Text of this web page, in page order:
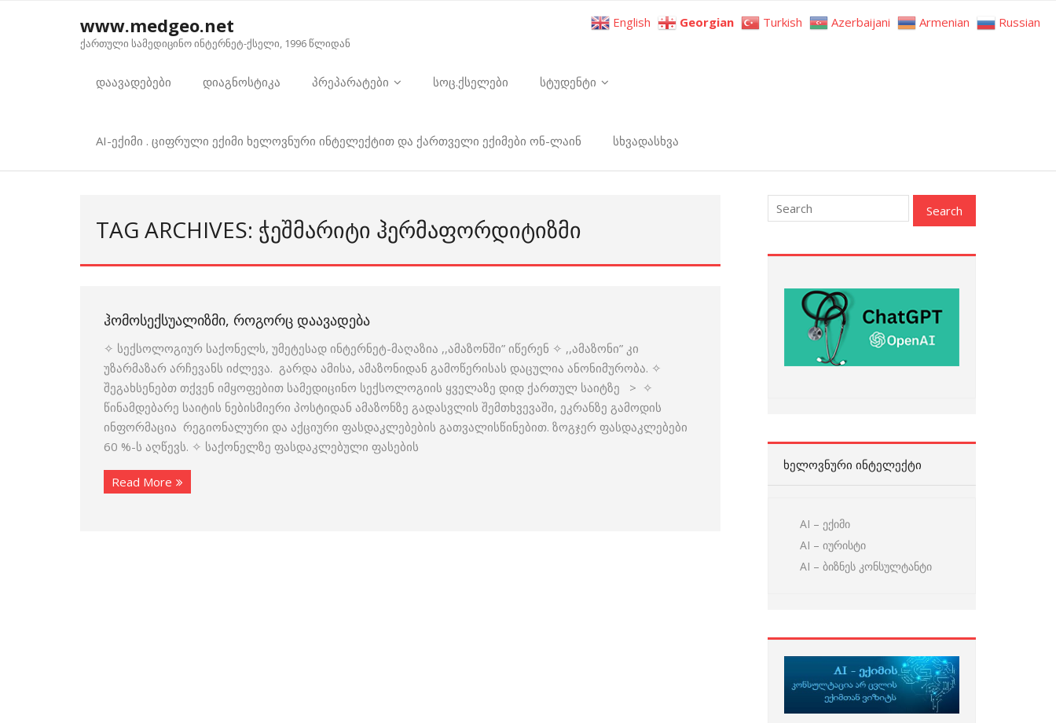
www.medgeo.net
ქართული სამედიცინო ინტერნეტ-ქსელი, 1996 წლიდან
დაავადებები დიაგნოსტიკა პრეპარატები სოც.ქსელები სტუდენტი
AI-ექიმი . ციფრული ექიმი ხელოვნური ინტელექტით და ქართველი ექიმები ონ-ლაინ სხვადასხვა
TAG ARCHIVES: ᲭᲔᲨᲛᲐᲠᲘᲢᲘ ᲰᲔᲠᲛᲐᲤᲝᲠᲓᲘᲢᲘᲖᲛᲘ
ᲰᲝᲛᲝᲡᲔᲥᲡᲣᲐᲚᲘᲖᲛᲘ, ᲠᲝᲒᲝᲠᲪ ᲓᲐᲐᲕᲐᲓᲔᲑᲐ
✧ სექსოლოგიურ საქონელს, უმეტესად ინტერნეტ-მაღაზია ,,ამაზონში” იწერენ ✧ ,,ამაზონი” კი
უზარმაზარ არჩევანს იძლევა. გარდა ამისა, ამაზონიდან გამოწერისას დაცულია ანონიმურობა. ✧
შეგახსენებთ თქვენ იმყოფებით სამედიცინო სექსოლოგიის ყველაზე დიდ ქართულ საიტზე > ✧
წინამდებარე საიტის ნებისმიერი პოსტიდან ამაზონზე გადასვლის შემთხვევაში, ეკრანზე გამოდის
ინფორმაცია რეგიონალური და აქციური ფასდაკლებების გათვალისწინებით. ზოგჯერ ფასდაკლებები
60 %-ს აღწევს. ✧ საქონელზე ფასდაკლებული ფასების
Read More
ᲮᲔᲚᲝᲕᲜᲣᲠᲘ ᲘᲜᲢᲔᲚᲔᲥᲢᲘ
AI – ექიმი
AI – იურისტი
AI – ბიზნეს კონსულტანტი
English Georgian Turkish Azerbaijani Armenian Russian